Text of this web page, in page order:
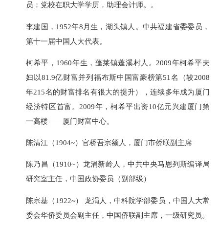
员；党校在职大学学历，助理会计师。。
李建国，1952年8月生，湖头镇人。中共福建省委委员，
第十一届中国人大代表。
柯希平，1960年生，蓬莱镇蓬溪村人。2009年柯希平夫
妇以81.9亿财富并列福布斯中国富豪榜第51名（较2008
年215名的财富排名有很大的提升），连续多年成为厦门
经济特区首富。2009年，柯希平出资10亿元兴建厦门第
一高楼——厦门财富中心。
陈清江（1904~）官桥吾宗额人，厦门市侨联副主席
陈乃昌（1910~）龙涓新岭人，中共中央马恩列斯编译局
研究室主任，中国政协委员（副部级）
陈宗基（1922~） 龙涓人，中科院学部委员，中国人大常
委会华侨委员会副主任，中国侨联副主席，一级研究员。